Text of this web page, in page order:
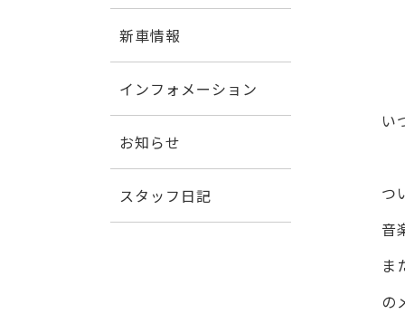
い
つ
音
ま
の
新車情報
インフォメーション
お知らせ
スタッフ日記